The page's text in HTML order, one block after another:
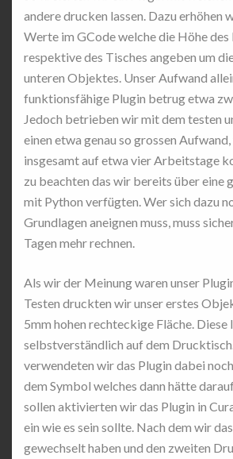
andere drucken lassen. Dazu erhöhen
Werte im GCode welche die Höhe
respektive des Tisches angeben um
unteren Objektes. Unser Aufwand
funktionsfähige Plugin betrug etwa
Jedoch betrieben wir mit dem testen
einen etwa genau so grossen
insgesamt auf etwa vier Arbeitstage
zu beachten das wir bereits über eine
mit Python verfügten. Wer sich dazu
Grundlagen aneignen muss, muss
Tagen mehr rechnen.
Als wir der Meinung waren unser
Testen druckten wir unser erstes
5mm hohen rechteckige Fläche. Diese
selbstverständlich auf dem
verwendeten wir das Plugin dabei
dem Symbol welches dann hätte
sollen aktivierten wir das Plugin in
ein wie es sein sollte. Nach dem wir
gewechselt haben und den zweiten